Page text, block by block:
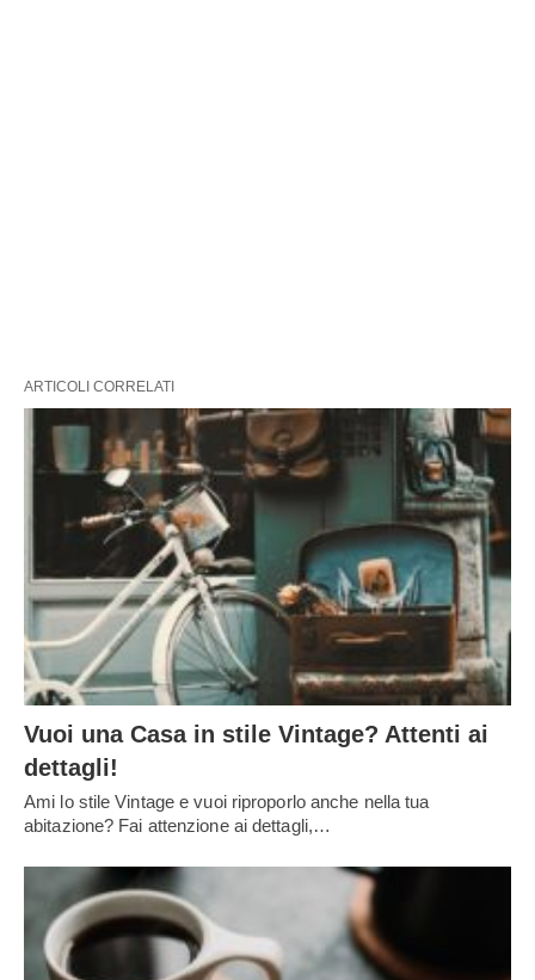
ARTICOLI CORRELATI
Vuoi una Casa in stile Vintage? Attenti ai
dettagli!
Ami lo stile Vintage e vuoi riproporlo anche nella tua
abitazione? Fai attenzione ai dettagli,…